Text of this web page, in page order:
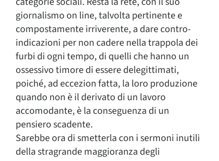
giornalismo on line, talvolta pertinente e
compostamente irriverente, a dare contro-
indicazioni per non cadere nella trappola dei
furbi di ogni tempo, di quelli che hanno un
ossessivo timore di essere delegittimati,
poiché, ad eccezion fatta, la loro produzione
quando non è il derivato di un lavoro
accomodante, è la conseguenza di un
pensiero scadente.
Sarebbe ora di smetterla con i sermoni inutili
della stragrande maggioranza degli